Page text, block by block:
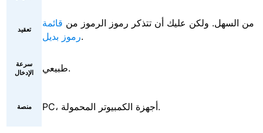
تعقيد
من السهل. ولكن عليك أن تتذكر رموز الرموز من قائمة
رموز بديل.
سرعة
الإدخال
طبيعي.
منصة PC، أجهزة الكمبيوتر المحمولة.